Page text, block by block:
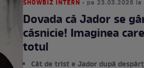
SHOWBIZ INTERN • pe 23.03.2026 la
Dovada că Jador se
căsnicie! Imaginea
totul
Cât de trist e Jador după